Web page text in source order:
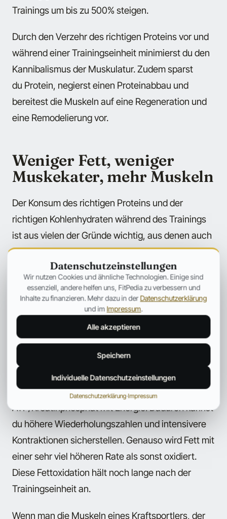
Trainings um bis zu 500% steigen.
Durch den Verzehr des richtigen Proteins vor und
während einer Trainingseinheit minimierst du den
Kannibalismus der Muskulatur. Zudem sparst
du Protein, negierst einen Proteinabbau und
bereitest die Muskeln auf eine Regeneration und
eine Remodelierung vor.
Weniger Fett, weniger
Muskekater, mehr Muskeln
Der Konsum des richtigen Proteins und der
richtigen Kohlenhydraten während des Trainings
ist aus vielen der Gründe wichtig, aus denen auch
der Verzehr von Protein und Kohlenhydraten vor
dem Training wichtig ist.
Die Insulinspiegel werden hoch und die Spiegel
kataboler Hormone werden niedrig gehalten.
Gleichzeitig wird sichergestellt, dass die Muskeln
eine kontinuierliche Zufuhr von Nährstoffen und
Bausteinen erhalten. Das Protein und die
Kohlenhydrate halten den Proteinabbau niedrig
und die Kohlenhydrate, versorgen den
ATP/Kreatinphosphat mit Energie. Dadurch kannst
du höhere Wiederholungszahlen und intensivere
Kontraktionen sicherstellen. Genauso wird Fett mit
einer sehr viel höheren Rate als sonst oxidiert.
Diese Fettoxidation hält noch lange nach der
Trainingseinheit an.
Wenn man die Muskeln eines Kraftsportlers, der
Datenschutzeinstellungen
Wir nutzen Cookies und ähnliche Technologien. Einige sind
essenziell, andere helfen uns, FitPedia zu verbessern und
Inhalte zu finanzieren. Mehr dazu in derDatenschutzerklärung
und im Impressum.
Alle akzeptieren
Speichern
Individuelle Datenschutzeinstellungen
Datenschutzerklärung·Impressum